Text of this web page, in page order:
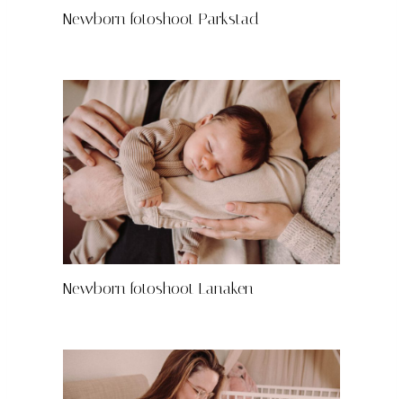
Newborn fotoshoot Parkstad
Newborn fotoshoot Lanaken